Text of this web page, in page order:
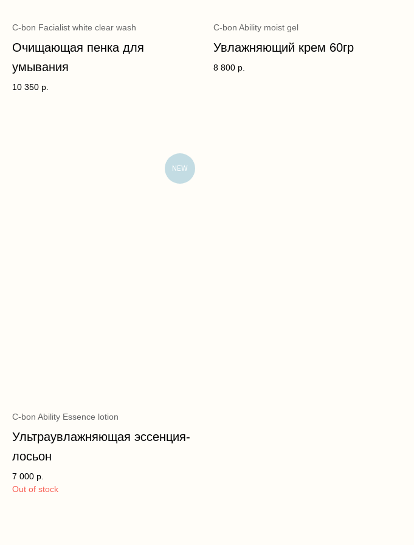
C-bon Facialist white clear wash
Очищающая пенка для
умывания
10 350 р.
C-bon Ability moist gel
Увлажняющий крем 60гр
8 800 р.
NEW
C-bon Ability Essence lotion
Ультраувлажняющая эссенция-
лосьон
7 000 р.
Out of stock